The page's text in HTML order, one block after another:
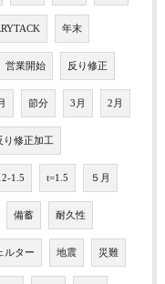
年末
営業開始 反り修正
節分 3月 2月
り修正加工
1.5 t=1.5 ５月
備蓄 耐久性
ルター 地震 災難